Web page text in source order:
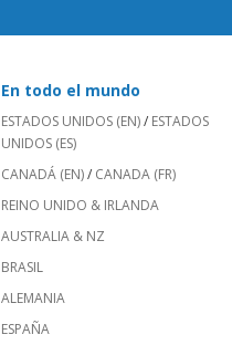
En todo el mundo
ESTADOS UNIDOS (EN)/ ESTADOS
UNIDOS (ES)
CANADÁ (EN)/ CANADA (FR)
REINO UNIDO & IRLANDA
AUSTRALIA & NZ
BRASIL
ALEMANIA
ESPAÑA